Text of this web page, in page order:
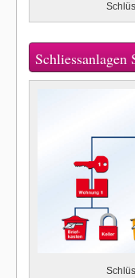
Schliessanlagen